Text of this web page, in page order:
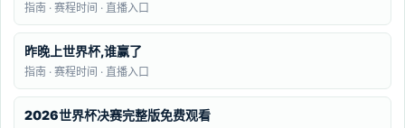
指南 · 赛程时间 · 直播入口
昨晚上世界杯,谁赢了
指南 · 赛程时间 · 直播入口
2026世界杯决赛完整版免费观看